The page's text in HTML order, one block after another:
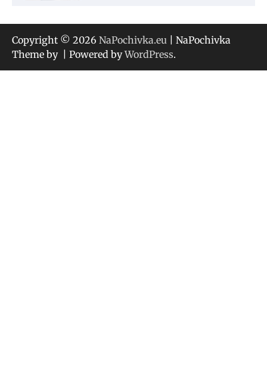
Copyright © 2026 NaPochivka.eu | NaPochivka
Theme by
| Powered byWordPress.